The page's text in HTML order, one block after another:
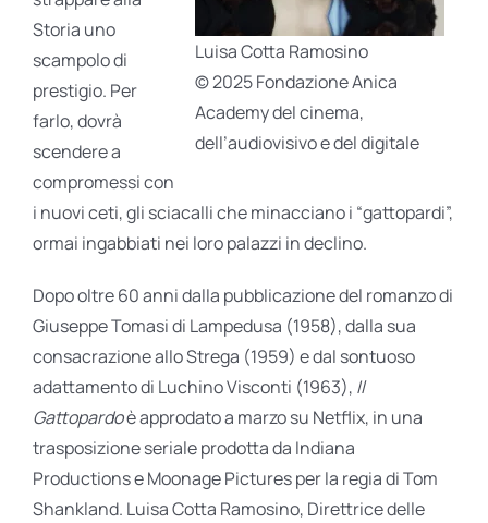
Luisa Cotta Ramosino
© 2025 Fondazione Anica
Academy del cinema,
dell’audiovisivo e del digitale
Storia uno
scampolo di
prestigio. Per
farlo, dovrà
scendere a
compromessi con
i nuovi ceti, gli sciacalli che minacciano i “gattopardi”,
ormai ingabbiati nei loro palazzi in declino.
Dopo oltre 60 anni dalla pubblicazione del romanzo di
Giuseppe Tomasi di Lampedusa (1958), dalla sua
consacrazione allo Strega (1959) e dal sontuoso
adattamento di Luchino Visconti (1963), Il
Gattopardoè approdato a marzo su Netflix, in una
trasposizione seriale prodotta da Indiana
Productions e Moonage Pictures per la regia di Tom
Shankland. Luisa Cotta Ramosino, Direttrice delle